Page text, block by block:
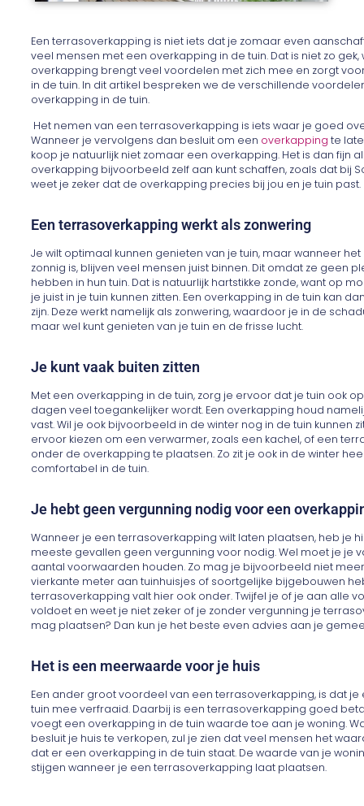
Een terrasoverkapping is niet iets dat je zomaar even
veel mensen met een overkapping in de tuin. Dat is niet zo gek,
overkapping brengt veel voordelen met zich mee en zorgt
in de tuin. In dit artikel bespreken we de verschillende
overkapping in de tuin.
Het nemen van een terrasoverkapping is iets waar je goed
Wanneer je vervolgens dan besluit om een overkapping te
koop je natuurlijk niet zomaar een overkapping. Het is dan fijn
overkapping bijvoorbeeld zelf aan kunt schaffen, zoals dat bij
weet je zeker dat de overkapping precies bij jou en je tuin past.
Een terrasoverkapping werkt als zonwering
Je wilt optimaal kunnen genieten van je tuin, maar wanneer
zonnig is, blijven veel mensen juist binnen. Dit omdat ze geen
hebben in hun tuin. Dat is natuurlijk hartstikke zonde, want op
je juist in je tuin kunnen zitten. Een overkapping in de tuin kan
zijn. Deze werkt namelijk als zonwering, waardoor je in de
maar wel kunt genieten van je tuin en de frisse lucht.
Je kunt vaak buiten zitten
Met een overkapping in de tuin, zorg je ervoor dat je tuin ook
dagen veel toegankelijker wordt. Een overkapping houd
vast. Wil je ook bijvoorbeeld in de winter nog in de tuin kunnen
ervoor kiezen om een verwarmer, zoals een kachel, of een
onder de overkapping te plaatsen. Zo zit je ook in de winter
comfortabel in de tuin.
Je hebt geen vergunning nodig voor een
Wanneer je een terrasoverkapping wilt laten plaatsen, heb je
meeste gevallen geen vergunning voor nodig. Wel moet je je
aantal voorwaarden houden. Zo mag je bijvoorbeeld niet
vierkante meter aan tuinhuisjes of soortgelijke bijgebouwen
terrasoverkapping valt hier ook onder. Twijfel je of je aan alle
voldoet en weet je niet zeker of je zonder vergunning je
mag plaatsen? Dan kun je het beste even advies aan je
Het is een meerwaarde voor je huis
Een ander groot voordeel van een terrasoverkapping, is dat je
tuin mee verfraaid. Daarbij is een terrasoverkapping goed
voegt een overkapping in de tuin waarde toe aan je woning.
besluit je huis te verkopen, zul je zien dat veel mensen het
dat er een overkapping in de tuin staat. De waarde van je
stijgen wanneer je een terrasoverkapping laat plaatsen.